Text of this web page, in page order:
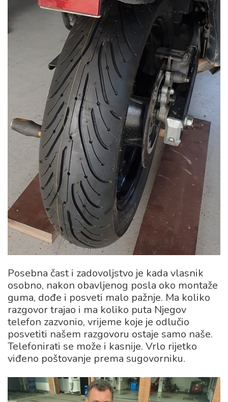
Posebna čast i zadovoljstvo je kada vlasnik
osobno, nakon obavljenog posla oko montaže
guma, dođe i posveti malo pažnje. Ma koliko
razgovor trajao i ma koliko puta Njegov
telefon zazvonio, vrijeme koje je odlučio
posvetiti našem razgovoru ostaje samo naše.
Telefonirati se može i kasnije. Vrlo rijetko
viđeno poštovanje prema sugovorniku.